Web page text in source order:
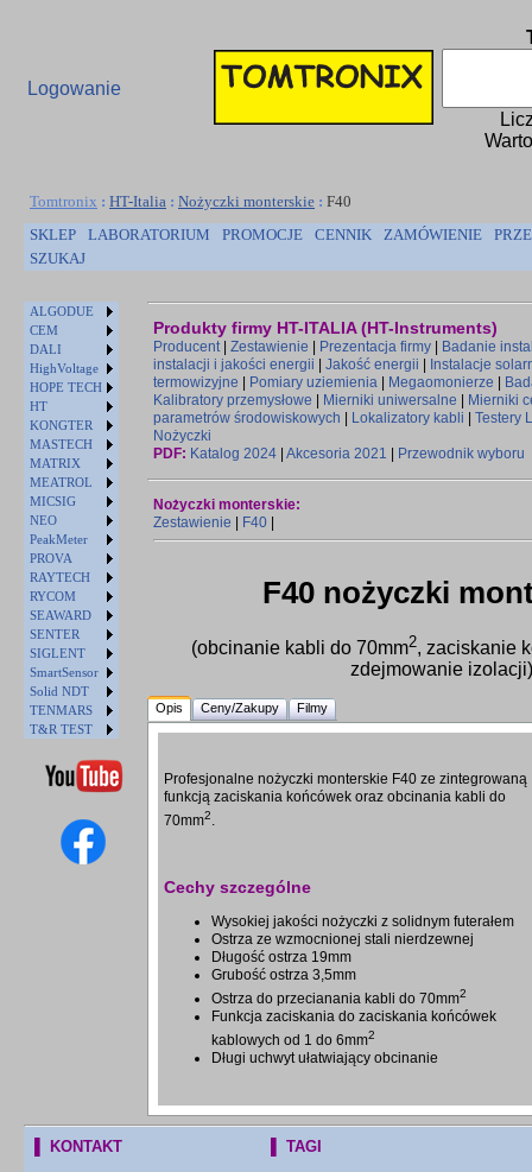
Logowanie
Tomtronix : HT-Italia : Nożyczki monterskie : F40
SKLEP
LABORATORIUM PROMOCJE CENNIK ZAMÓWIENIE
SZUKAJ
ALGODUE
CEM
DALI
HighVoltage
HOPE TECH
HT
KONGTER
MASTECH
MATRIX
MEATROL
MICSIG
NEO
PeakMeter
PROVA
RAYTECH
RYCOM
SEAWARD
SENTER
SIGLENT
SmartSensor
Solid NDT
TENMARS
T&R TEST
Produkty firmy HT-ITALIA (HT-Instruments)
Producent| Zestawienie Prezentacja firmy
Badanie
instalacji i jakości energii
Jakość energii
Instalacje
termowizyjne
Pomiary uziemienia Megaomonierze
Kalibratory przemysłowe
Mierniki uniwersalne
Mierniki
parametrów środowiskowych
Lokalizatory kabli
Testery
Nożyczki
PDF: Katalog 2024 Akcesoria 2021 Przewodnik wyboru
Nożyczki monterskie:
Zestawienie
F40
F40 nożyczki
(obcinanie kabli do 70mm2, zaciskanie
zdejmowanie izolacji)
Opis Ceny/Zakupy Filmy
Profesjonalne nożyczki monterskie F40 ze zintegrowaną
funkcją zaciskania końcówek oraz obcinania kabli do
70mm2.
Cechy szczególne
Wysokiej jakości nożyczki z solidnym futerałem
Ostrza ze wzmocnionej stali nierdzewnej
Długość ostrza 19mm
Grubość ostrza 3,5mm
Ostrza do przecianania kabli do 70mm2
Funkcja zaciskania do zaciskania końcówek
kablowych od 1 do 6mm2
Długi uchwyt ułatwiający obcinanie
▌ KONTAKT
▌ TAGI